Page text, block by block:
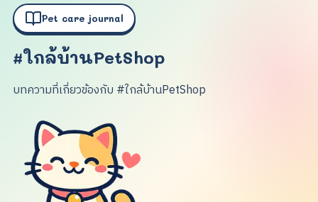
Pet care journal
#ใกล้บ้านPetShop
บทความที่เกี่ยวข้องกับ #ใกล้บ้านPetShop